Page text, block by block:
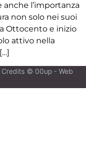
l’importanza
non solo nei suoi
Ottocento e inizio
attivo nella
Credits © 00up - Web